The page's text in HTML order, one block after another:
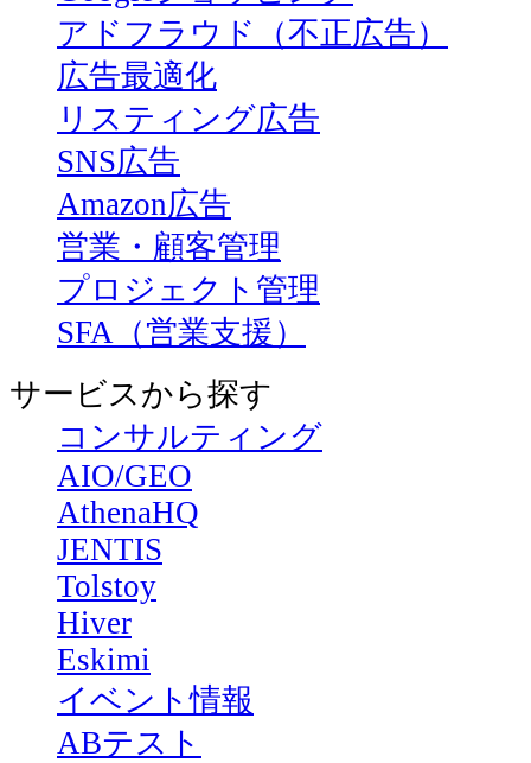
アドフラウド（不正広告）
広告最適化
リスティング広告
SNS広告
Amazon広告
営業・顧客管理
プロジェクト管理
SFA（営業支援）
サービスから探す
コンサルティング
AIO/GEO
AthenaHQ
JENTIS
Tolstoy
Hiver
Eskimi
イベント情報
ABテスト